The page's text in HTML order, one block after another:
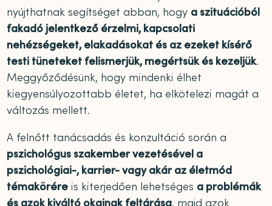
nyújthatnak segítséget abban, hogy a szituációból
fakadó jelentkező érzelmi, kapcsolati
nehézségeket, elakadásokat és az ezeket kísérő
testi tüneteket felismerjük, megértsük és kezeljük.
Meggyőződésünk, hogy mindenki élhet
kiegyensúlyozottabb életet, ha elkötelezi magát a
változás mellett.
A felnőtt tanácsadás és konzultáció során a
pszichológus szakember vezetésével a
pszichológiai-, karrier- vagy akár az életmód
témakörére is kiterjedően lehetséges a problémák
és azok kiváltó okainak feltárása, majd azok